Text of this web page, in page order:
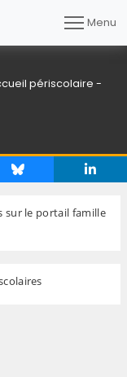
Menu
périscolaire -
sur le portail famille